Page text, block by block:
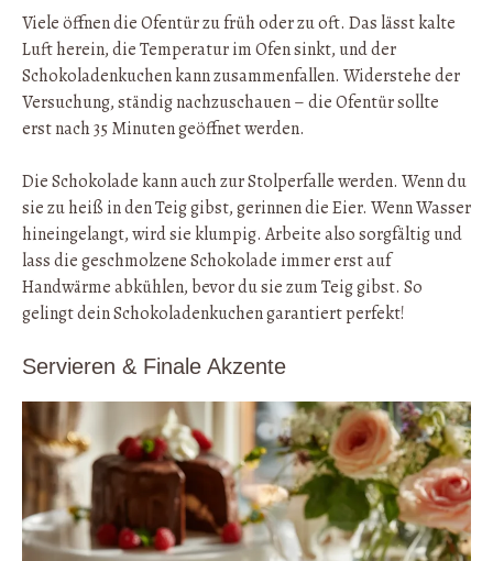
Viele öffnen die Ofentür zu früh oder zu oft. Das lässt kalte
Luft herein, die Temperatur im Ofen sinkt, und der
Schokoladenkuchen kann zusammenfallen. Widerstehe der
Versuchung, ständig nachzuschauen – die Ofentür sollte
erst nach 35 Minuten geöffnet werden.
Die Schokolade kann auch zur Stolperfalle werden. Wenn du
sie zu heiß in den Teig gibst, gerinnen die Eier. Wenn Wasser
hineingelangt, wird sie klumpig. Arbeite also sorgfältig und
lass die geschmolzene Schokolade immer erst auf
Handwärme abkühlen, bevor du sie zum Teig gibst. So
gelingt dein Schokoladenkuchen garantiert perfekt!
Servieren & Finale Akzente